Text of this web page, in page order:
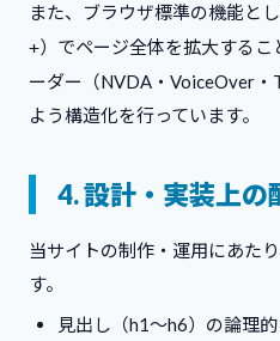
また、ブラウザ標準の機能とし
+）でページ全体を拡大するこ
ーダー（NVDA・VoiceOver・
よう構造化を行っています。
4. 設計・実装上の
当サイトの制作・運用にあた
す。
見出し（h1〜h6）の論理